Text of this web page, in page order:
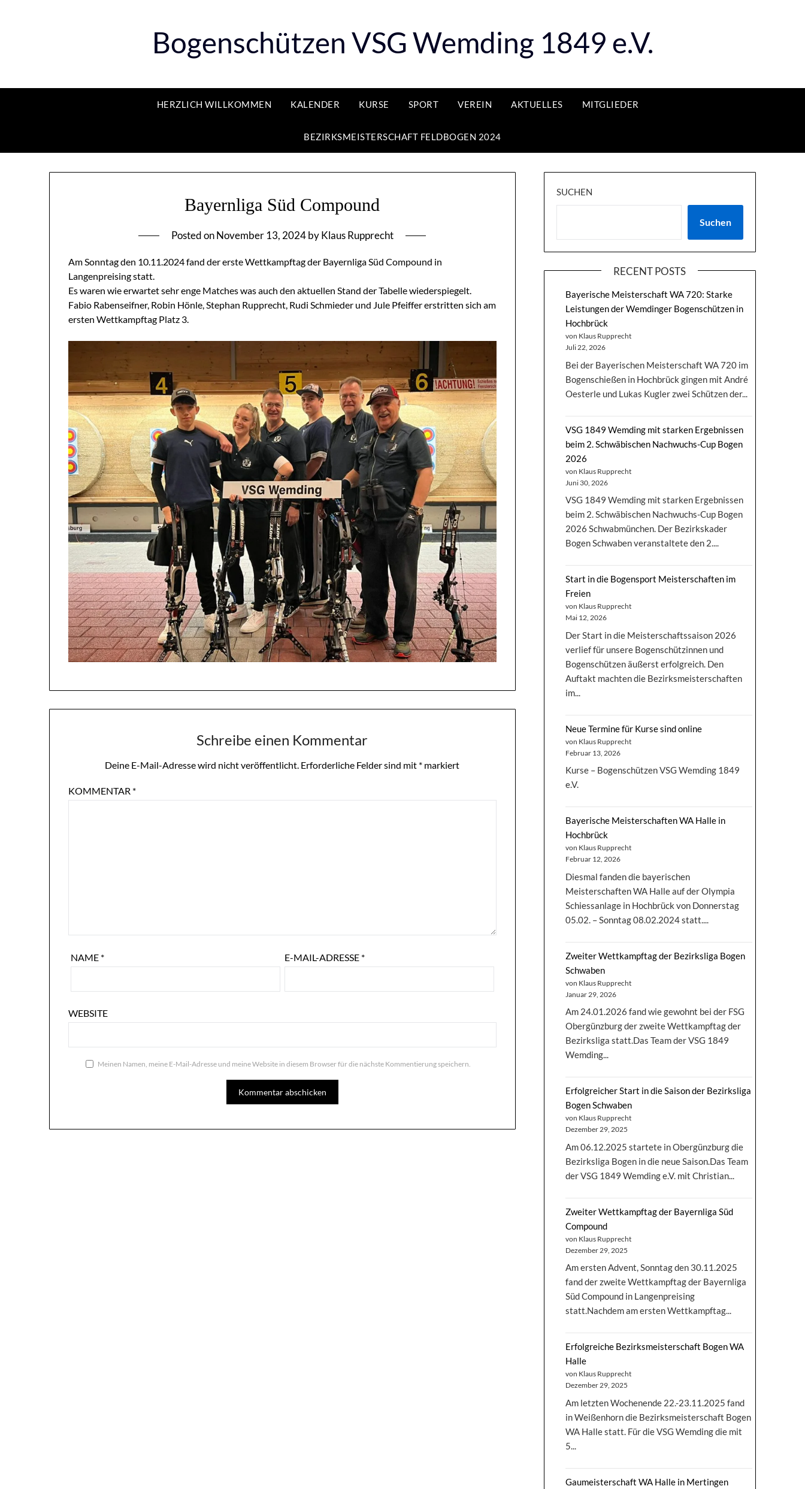
Bogenschützen VSG Wemding 1849 e.V.
HERZLICH WILLKOMMEN KALENDER KURSE SPORT VEREIN AKTUELLES MITGLIEDER
BEZIRKSMEISTERSCHAFT FELDBOGEN 2024
Bayernliga Süd Compound
Posted onNovember 13, 2024byKlaus Rupprecht
Am Sonntag den 10.11.2024 fand der erste Wettkampftag der Bayernliga Süd Compound in
Langenpreising statt.
Es waren wie erwartet sehr enge Matches was auch den aktuellen Stand der Tabelle wiederspiegelt.
Fabio Rabenseifner, Robin Hönle, Stephan Rupprecht, Rudi Schmieder und Jule Pfeiffer erstritten sich am
ersten Wettkampftag Platz 3.
Schreibe einen Kommentar
Deine E-Mail-Adresse wird nicht veröffentlicht. Erforderliche Felder sind mit * markiert
KOMMENTAR *
NAME * E-MAIL-ADRESSE *
WEBSITE
Meinen Namen, meine E-Mail-Adresse und meine Website in diesem Browser für die nächste Kommentierung speichern.
SUCHEN
Suchen
RECENT POSTS
Bayerische Meisterschaft WA 720: Starke
Leistungen der Wemdinger Bogenschützen in
Hochbrück
von Klaus Rupprecht
Juli 22, 2026
Bei der Bayerischen Meisterschaft WA 720 im
Bogenschießen in Hochbrück gingen mit André
Oesterle und Lukas Kugler zwei Schützen der...
VSG 1849 Wemding mit starken Ergebnissen
beim 2. Schwäbischen Nachwuchs-Cup Bogen
2026
von Klaus Rupprecht
Juni 30, 2026
VSG 1849 Wemding mit starken Ergebnissen
beim 2. Schwäbischen Nachwuchs-Cup Bogen
2026 Schwabmünchen. Der Bezirkskader
Bogen Schwaben veranstaltete den 2....
Start in die Bogensport Meisterschaften im
Freien
von Klaus Rupprecht
Mai 12, 2026
Der Start in die Meisterschaftssaison 2026
verlief für unsere Bogenschützinnen und
Bogenschützen äußerst erfolgreich. Den
Auftakt machten die Bezirksmeisterschaften
im...
Neue Termine für Kurse sind online
von Klaus Rupprecht
Februar 13, 2026
Kurse – Bogenschützen VSG Wemding 1849
e.V.
Bayerische Meisterschaften WA Halle in
Hochbrück
von Klaus Rupprecht
Februar 12, 2026
Diesmal fanden die bayerischen
Meisterschaften WA Halle auf der Olympia
Schiessanlage in Hochbrück von Donnerstag
05.02. – Sonntag 08.02.2024 statt....
Zweiter Wettkampftag der Bezirksliga Bogen
Schwaben
von Klaus Rupprecht
Januar 29, 2026
Am 24.01.2026 fand wie gewohnt bei der FSG
Obergünzburg der zweite Wettkampftag der
Bezirksliga statt.Das Team der VSG 1849
Wemding...
Erfolgreicher Start in die Saison der Bezirksliga
Bogen Schwaben
von Klaus Rupprecht
Dezember 29, 2025
Am 06.12.2025 startete in Obergünzburg die
Bezirksliga Bogen in die neue Saison.Das Team
der VSG 1849 Wemding e.V. mit Christian...
Zweiter Wettkampftag der Bayernliga Süd
Compound
von Klaus Rupprecht
Dezember 29, 2025
Am ersten Advent, Sonntag den 30.11.2025
fand der zweite Wettkampftag der Bayernliga
Süd Compound in Langenpreising
statt.Nachdem am ersten Wettkampftag...
Erfolgreiche Bezirksmeisterschaft Bogen WA
Halle
von Klaus Rupprecht
Dezember 29, 2025
Am letzten Wochenende 22.-23.11.2025 fand
in Weißenhorn die Bezirksmeisterschaft Bogen
WA Halle statt. Für die VSG Wemding die mit
5...
Gaumeisterschaft WA Halle in Mertingen